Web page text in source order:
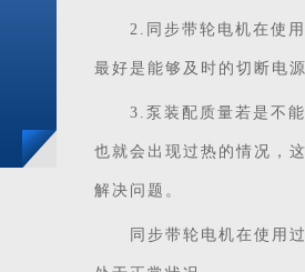
2.同步带轮电机在使用
最好是能够及时的切断电
3.泵装配质量若是不能
也就会出现过热的情况，
解决问题。
同步带轮电机在使用过